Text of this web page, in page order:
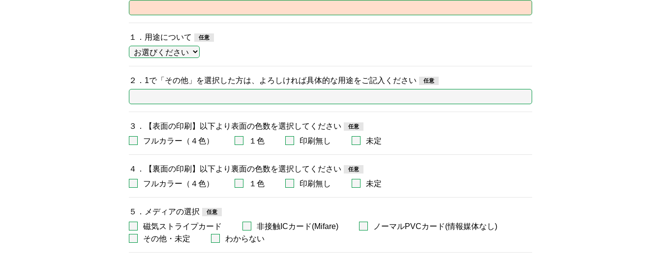
１．用途について
２．1で「その他」を選択した方は、よろしければ具体的な用途をご記入ください
３．【表面の印刷】以下より表面の色数を選択してください
フルカラー（４色）
１色 印刷無し 未定
４．【裏面の印刷】以下より裏面の色数を選択してください
フルカラー（４色）
１色 印刷無し 未定
５．メディアの選択
磁気ストライプカード
非接触ICカード(Mifare)
ノーマルPVCカード(情報媒体なし)
その他・未定
わからない